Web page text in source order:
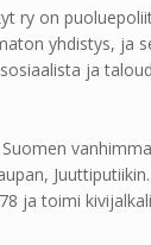
ry on
yhdistys, ja
ja
ja toimi